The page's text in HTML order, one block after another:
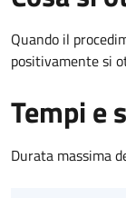
Quando il
positivamente si
Tempi e
Durata massima